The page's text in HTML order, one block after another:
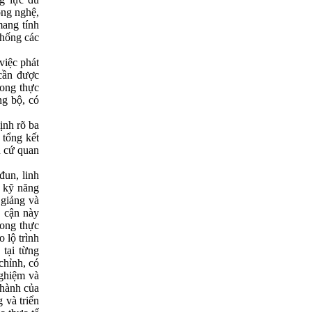
nghệ,
tính
các
phát
được
thực
bộ, có
rõ ba
kết
quan
linh
năng
và
cận này
thực
lộ trình
tại từng
có
và
của
và triển